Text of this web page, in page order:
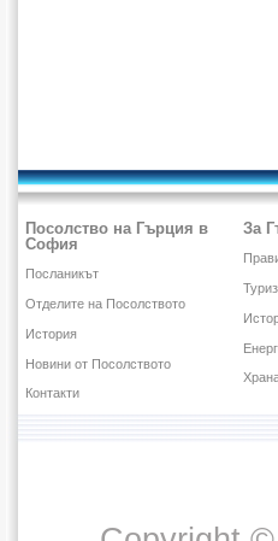
Посолство на Гърция в
София
Посланикът
Отделите на Посолството
История
Новини от Посолството
Контакти
За